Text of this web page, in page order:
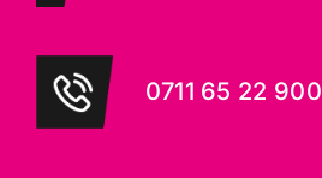
0711 65 22 900